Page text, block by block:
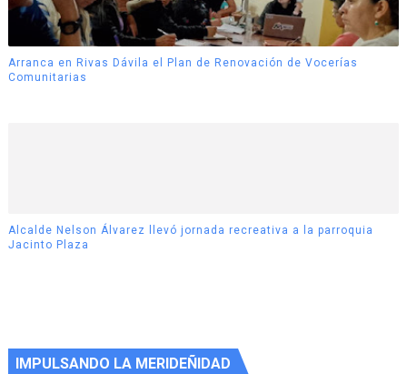
Arranca en Rivas Dávila el Plan de Renovación de Vocerías
Comunitarias
Alcalde Nelson Álvarez llevó jornada recreativa a la parroquia
Jacinto Plaza
IMPULSANDO LA MERIDEÑIDAD